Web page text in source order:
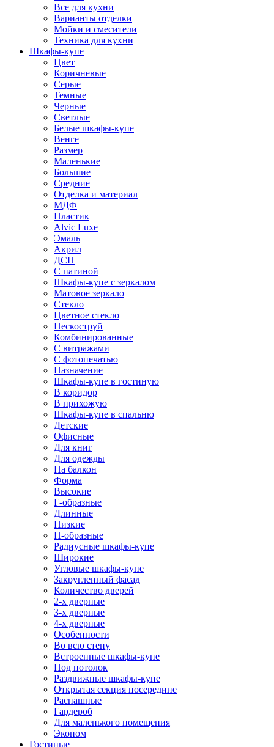
Все для кухни
Варианты отделки
Мойки и смесители
Техника для кухни
Шкафы-купе
Цвет
Коричневые
Серые
Темные
Черные
Светлые
Белые шкафы-купе
Венге
Размер
Маленькие
Большие
Средние
Отделка и материал
МДФ
Пластик
Alvic Luxe
Эмаль
Акрил
ДСП
С патиной
Шкафы-купе с зеркалом
Матовое зеркало
Стекло
Цветное стекло
Пескоструй
Комбинированные
С витражами
С фотопечатью
Назначение
Шкафы-купе в гостиную
В коридор
В прихожую
Шкафы-купе в спальню
Детские
Офисные
Для книг
Для одежды
На балкон
Форма
Высокие
Г-образные
Длинные
Низкие
П-образные
Радиусные шкафы-купе
Широкие
Угловые шкафы-купе
Закругленный фасад
Количество дверей
2-х дверные
3-х дверные
4-х дверные
Особенности
Во всю стену
Встроенные шкафы-купе
Под потолок
Раздвижные шкафы-купе
Открытая секция посередине
Распашные
Гардероб
Для маленького помещения
Эконом
Гостиные